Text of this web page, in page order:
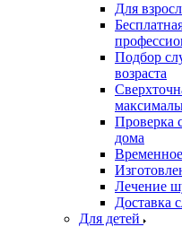
Для
Подбор
возраста
Проверка
дома
Лечение
Доставка
Для детей